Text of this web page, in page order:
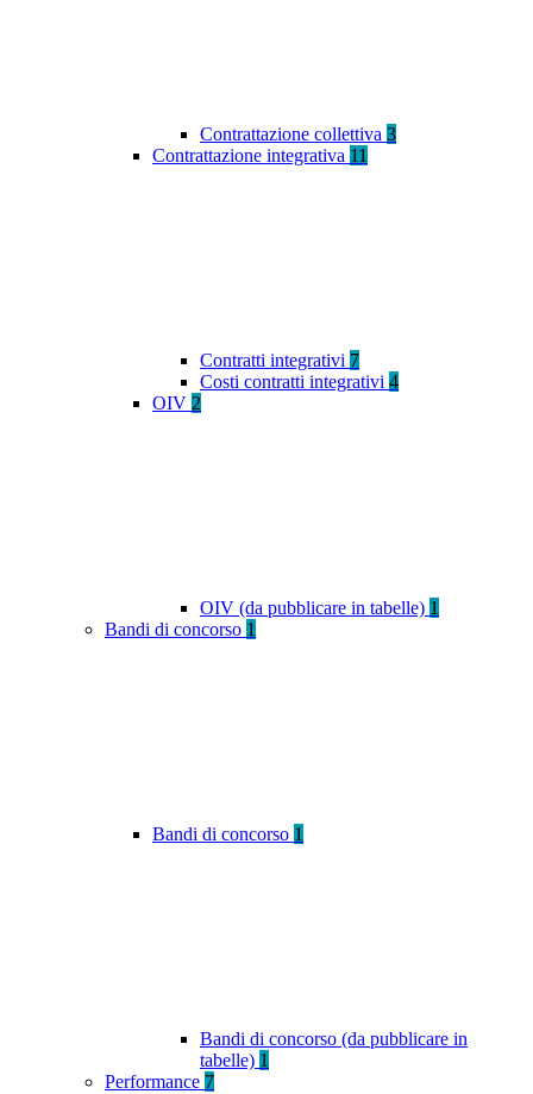
Contrattazione collettiva 3
Contrattazione integrativa 11
Contratti integrativi 7
Costi contratti integrativi 4
OIV 2
OIV (da pubblicare in tabelle) 1
Bandi di concorso 1
Bandi di concorso 1
Bandi di concorso (da pubblicare in
tabelle) 1
Performance 7